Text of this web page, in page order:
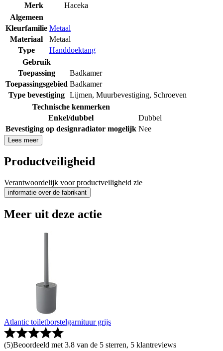
Merk
Haceka
Algemeen
Kleurfamilie Metaal
Materiaal
Metaal
Type
Handdoektang
Gebruik
Toepassing
Badkamer
Toepassingsgebied Badkamer
Type bevestiging Lijmen, Muurbevestiging, Schroeven
Technische kenmerken
Enkel/dubbel
Dubbel
Bevestiging op designradiator mogelijk Nee
Lees meer
Productveiligheid
Verantwoordelijk voor productveiligheid zie
informatie over de fabrikant
Meer uit deze actie
Atlantic toiletborstelgarnituur grijs
(5)Beoordeeld met 3.8 van de 5 sterren, 5 klantreviews